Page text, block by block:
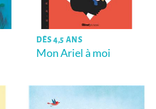
DÈS 4,5 ANS
Mon Ariel à moi